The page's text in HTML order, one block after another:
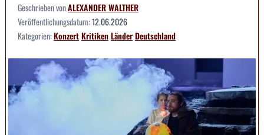
Geschrieben vonALEXANDER WALTHER
Veröffentlichungsdatum:12.06.2026
Kategorien:KonzertKritikenLänderDeutschland